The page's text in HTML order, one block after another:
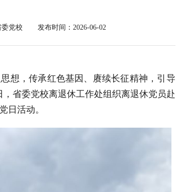
党校 发布时间：2026-06-02
想，传承红色基因、赓续长征精神，引导
省委党校离退休工作处组织离退休党员赴
日活动。